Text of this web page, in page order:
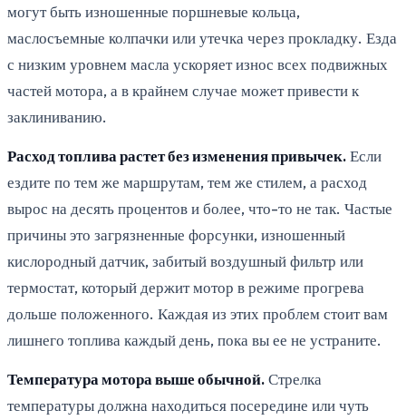
могут быть изношенные поршневые кольца,
маслосъемные колпачки или утечка через прокладку. Езда
с низким уровнем масла ускоряет износ всех подвижных
частей мотора, а в крайнем случае может привести к
заклиниванию.
Расход топлива растет без изменения привычек.Если
ездите по тем же маршрутам, тем же стилем, а расход
вырос на десять процентов и более, что-то не так. Частые
причины это загрязненные форсунки, изношенный
кислородный датчик, забитый воздушный фильтр или
термостат, который держит мотор в режиме прогрева
дольше положенного. Каждая из этих проблем стоит вам
лишнего топлива каждый день, пока вы ее не устраните.
Температура мотора выше обычной.Стрелка
температуры должна находиться посередине или чуть